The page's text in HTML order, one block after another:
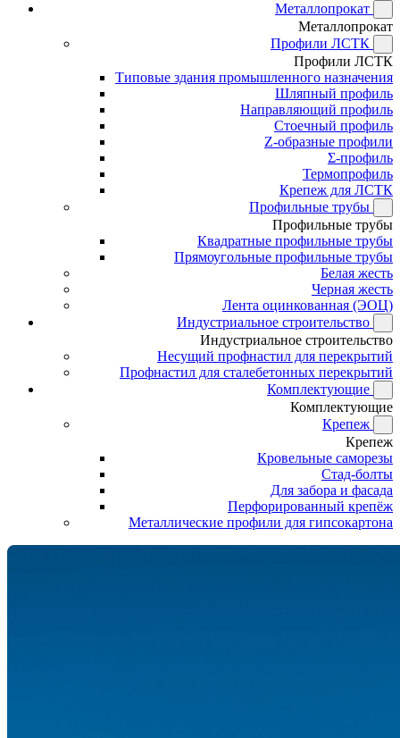
Металлопрокат
Металлопрокат
Профили ЛСТК
Профили ЛСТК
Типовые здания промышленного назначения
Шляпный профиль
Направляющий профиль
Стоечный профиль
Z-образные профили
Σ-профиль
Термопрофиль
Крепеж для ЛСТК
Профильные трубы
Профильные трубы
Квадратные профильные трубы
Прямоугольные профильные трубы
Белая жесть
Черная жесть
Лента оцинкованная (ЭОЦ)
Индустриальное строительство
Индустриальное строительство
Несущий профнастил для перекрытий
Профнастил для сталебетонных перекрытий
Комплектующие
Комплектующие
Крепеж
Крепеж
Кровельные саморезы
Стад-болты
Для забора и фасада
Перфорированный крепёж
Металлические профили для гипсокартона